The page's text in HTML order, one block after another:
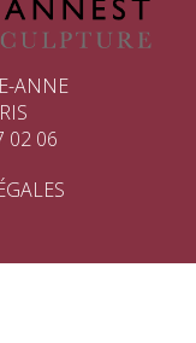
ANNE
02 06